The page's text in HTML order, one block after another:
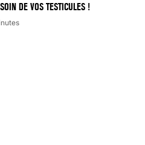
DE VOS TESTICULES !